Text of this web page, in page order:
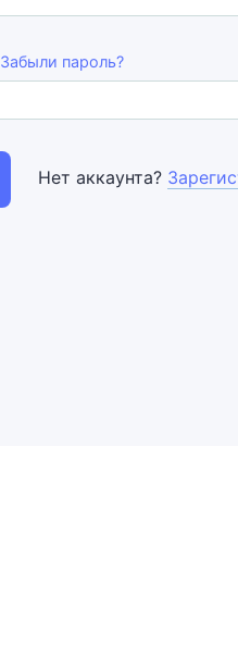
Забыли пароль?
Нет аккаунта?